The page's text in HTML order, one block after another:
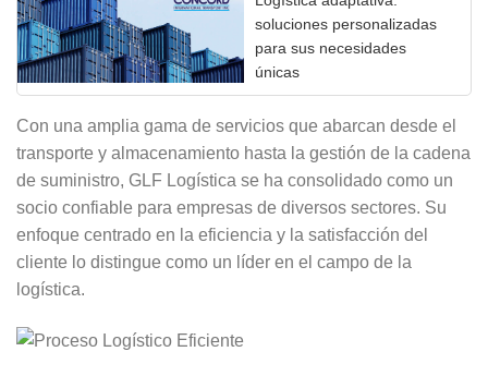
soluciones personalizadas
para sus necesidades
únicas
Con una amplia gama de servicios que abarcan desde el
transporte y almacenamiento hasta la gestión de la cadena
de suministro, GLF Logística se ha consolidado como un
socio confiable para empresas de diversos sectores. Su
enfoque centrado en la eficiencia y la satisfacción del
cliente lo distingue como un líder en el campo de la
logística.